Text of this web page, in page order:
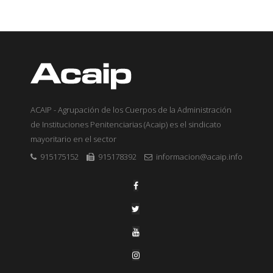
ACAIP - Agrupación de los Cuerpos de la Administración
de Instituciones Penitenciarias (Acaip) es el sindicato
mayoritario en el sector
915175152
915178392 informacion@acaip.info